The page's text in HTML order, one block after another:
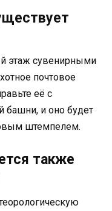
этаж сувенирными
почтовое
её с
башни, и оно будет
штемпелем.
также